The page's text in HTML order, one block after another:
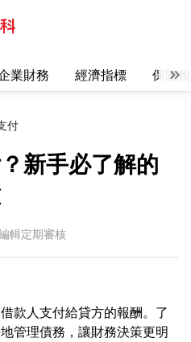
業財務 經濟指標 保險
付
新手必了解的
輯定期審核
款人支付給貸方的報酬。了
管理債務，讓財務決策更明